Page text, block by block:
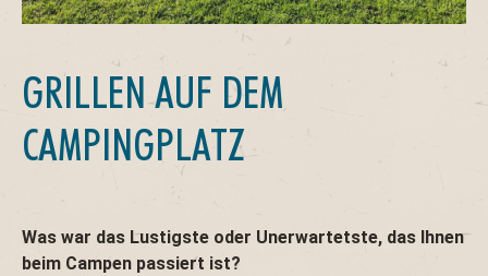
GRILLEN AUF DEM
CAMPINGPLATZ
Was war das Lustigste oder Unerwartetste, das Ihnen
beim Campen passiert ist?